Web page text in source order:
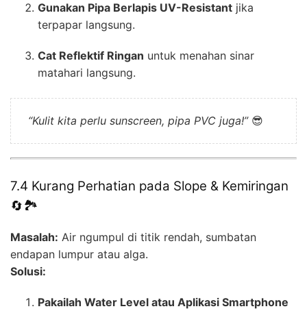
Gunakan Pipa Berlapis UV-Resistant jika
terpapar langsung.
Cat Reflektif Ringan untuk menahan sinar
matahari langsung.
“Kulit kita perlu sunscreen, pipa PVC juga!”😎
7.4 Kurang Perhatian pada Slope & Kemiringan
🔄🏞️
Masalah: Air ngumpul di titik rendah, sumbatan
endapan lumpur atau alga.
Solusi:
Pakailah Water Level atau Aplikasi Smartphone